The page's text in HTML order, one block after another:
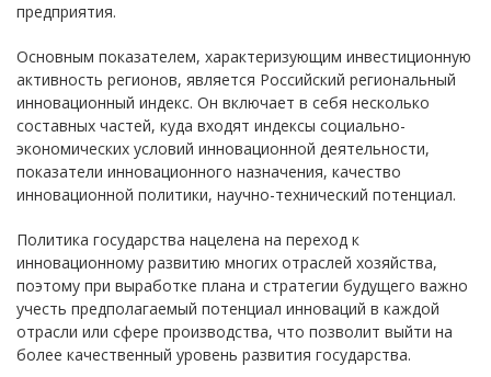
предприятия.
Основным показателем, характеризующим инвестиционную
активность регионов, является Российский региональный
инновационный индекс. Он включает в себя несколько
составных частей, куда входят индексы социально-
экономических условий инновационной деятельности,
показатели инновационного назначения, качество
инновационной политики, научно-технический потенциал.
Политика государства нацелена на переход к
инновационному развитию многих отраслей хозяйства,
поэтому при выработке плана и стратегии будущего важно
учесть предполагаемый потенциал инноваций в каждой
отрасли или сфере производства, что позволит выйти на
более качественный уровень развития государства.